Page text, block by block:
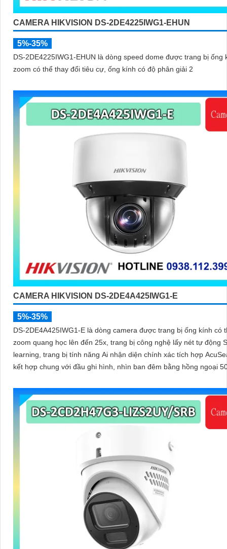
CAMERA HIKVISION DS-2DE4225IWG1-EHUN
5%-35%
DS-2DE4225IWG1-EHUN là dòng speed dome được trang bị ống
zoom có thể thay đổi tiêu cự, ống kính có độ phân giải 2
CAMERA HIKVISION DS-2DE4A425IWG1-E
5%-35%
DS-2DE4A425IWG1-E là dòng camera được trang bị ống kính có
zoom quang học lên đến 25x, trang bị công nghệ lấy nét tự động
learning, trang bị tính năng Ai nhận diện chính xác tích hợp
kết hợp chung với đầu ghi hình, nhìn ban đêm bằng hồng ngoại